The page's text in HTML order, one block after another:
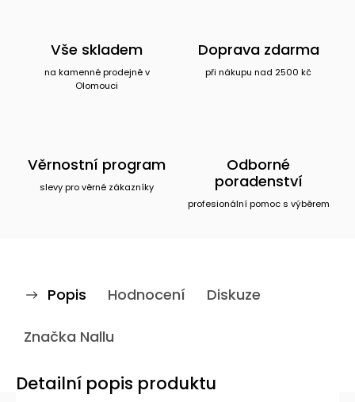
Vše skladem
na kamenné prodejně v
Olomouci
Doprava zdarma
při nákupu nad 2500 kč
Věrnostní program
slevy pro věrné zákazníky
Odborné
poradenství
profesionální pomoc s výběrem
Popis Hodnocení Diskuze
Značka Nallu
Detailní popis produktu